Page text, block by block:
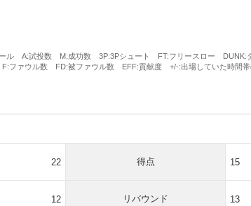
A:試投数 M:成功数 3P:3Pシュート FT:フリースロー DUNK:
ァウル数 FD:被ファウル数 EFF:貢献度 +/-:出場していた時間帯
22 得点 15
12 リバウンド 13